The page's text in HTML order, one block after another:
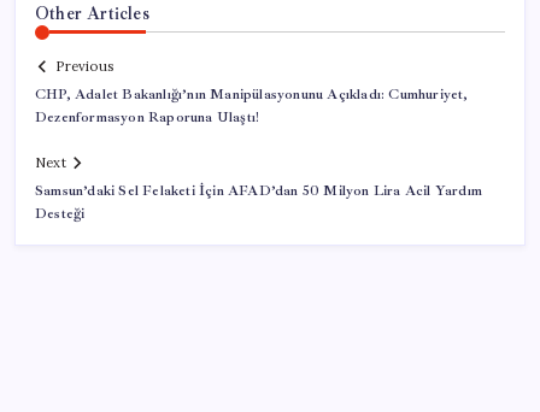
Other Articles
Previous
CHP, Adalet Bakanlığı’nın Manipülasyonunu Açıkladı: Cumhuriyet,
Dezenformasyon Raporuna Ulaştı!
Next
Samsun’daki Sel Felaketi İçin AFAD’dan 50 Milyon Lira Acil Yardım
Desteği